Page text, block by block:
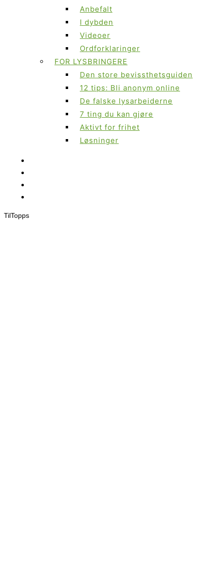
Anbefalt
I dybden
Videoer
Ordforklaringer
FOR LYSBRINGERE
Den store bevissthetsguiden
12 tips: Bli anonym online
De falske lysarbeiderne
7 ting du kan gjøre
Aktivt for frihet
Løsninger
TilTopps